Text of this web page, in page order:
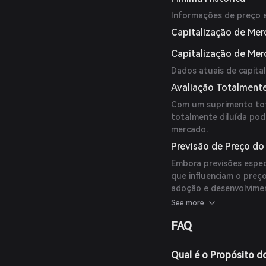
Informações de preço
Capitalização de
Capitalização de
Dados atuais de
Avaliação
Com um suprimento
totalmente diluída
mercado.
Previsão de Preço do
Embora previsões
que influenciam o
adoção e
devem realizar
See more
FAQ
Qual é o Propósito